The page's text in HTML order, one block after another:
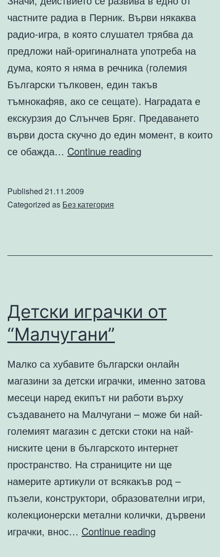
частните радиа в Перник. Върви някаква
радио-игра, в която слушател трябва да
предложи най-оригиналната употреба на
дума, която я няма в речника (големия
Български тълковен, един такъв
тъмнокафяв, ако се сещате). Наградата е
екскурзия до Слънчев Бряг. Предаването
върви доста скучно до един момент, в които
се обажда… Continue reading
Published 21.11.2009
Categorized as Без категория
Детски играчки от
“Малчугани”
Малко са хубавите български онлайн
магазини за детски играчки, именно затова
месеци наред екипът ни работи върху
създаването на Малчугани – може би най-
големият магазин с детски стоки на най-
ниските цени в българското интернет
пространство. На страниците ни ще
намерите артикули от всякакъв род –
пъзели, конструктори, образователни игри,
колекционерски метални колички, дървени
играчки, внос… Continue reading